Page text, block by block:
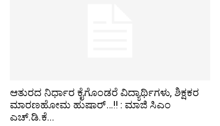
ಆತುರದ ನಿರ್ಧಾರ ಕೈಗೊಂಡರೆ ವಿದ್ಯಾರ್ಥಿಗಳು, ಶಿಕ್ಷಕರ
ಮಾರಣಹೋಮ ಹುಷಾರ್…!! : ಮಾಜಿ ಸಿಎಂ
ಎಚ್.ಡಿ.ಕೆ...